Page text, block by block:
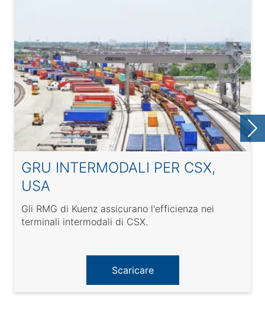
GRU INTERMODALI PER CSX,
USA
Gli RMG di Kuenz assicurano l'efficienza nei
terminali intermodali di CSX.
Scaricare